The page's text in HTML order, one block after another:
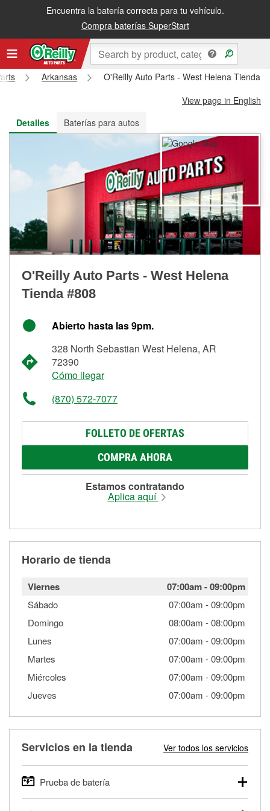
Encuentra la batería correcta para tu vehículo.
Compra baterías SuperStart
Recibe tu orden gratis al día siguiente o recógela en la tienda
Arkansas
O'Reilly Auto Parts - West Helena Tienda
View page in English
Detalles
Baterías para autos
O'Reilly Auto Parts - West Helena
Tienda #808
Abierto hasta las 9pm.
328 North Sebastian West Helena, AR
72390
Cómo llegar
(870) 572-7077
FOLLETO DE OFERTAS
COMPRA AHORA
Estamos contratando
Aplica aquí
Horario de tienda
Viernes 07:00am-09:00pm
Sábado 07:00am -09:00pm
Domingo
08:00am -08:00pm
Lunes
07:00am -09:00pm
Martes
07:00am -09:00pm
Miércoles
07:00am -09:00pm
Jueves
07:00am -09:00pm
Servicios en la tienda Ver todos los servicios
Prueba de batería